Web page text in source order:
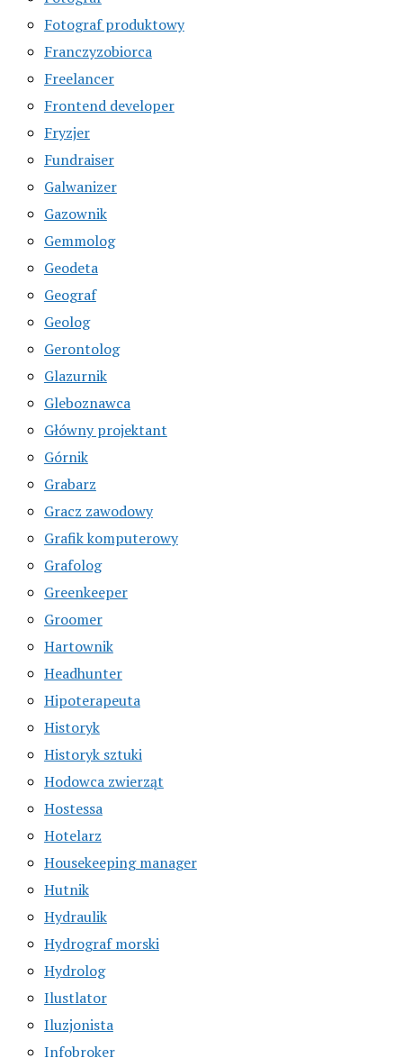
Fotograf produktowy
Franczyzobiorca
Freelancer
Frontend developer
Fryzjer
Fundraiser
Galwanizer
Gazownik
Gemmolog
Geodeta
Geograf
Geolog
Gerontolog
Glazurnik
Gleboznawca
Główny projektant
Górnik
Grabarz
Gracz zawodowy
Grafik komputerowy
Grafolog
Greenkeeper
Groomer
Hartownik
Headhunter
Hipoterapeuta
Historyk
Historyk sztuki
Hodowca zwierząt
Hostessa
Hotelarz
Housekeeping manager
Hutnik
Hydraulik
Hydrograf morski
Hydrolog
Ilustlator
Iluzjonista
Infobroker